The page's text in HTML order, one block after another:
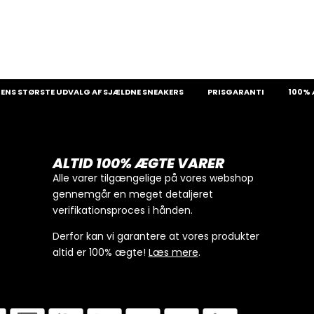
STØRSTE UDVALG AF SJÆLDNE SNEAKERS PRISGARANTI 100%
ALTID 100% ÆGTE VARER
Alle varer tilgængelige på vores webshop
gennemgår en meget detaljeret
verifikationsproces i hånden.
Derfor kan vi garantere at vores produkter
altid er 100% ægte! Læs mere.